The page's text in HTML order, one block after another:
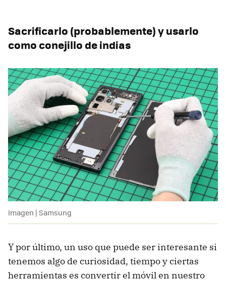
Sacrificarlo (probablemente) y usarlo
como conejillo de indias
Imagen | Samsung
Y por último, un uso que puede ser interesante si
tenemos algo de curiosidad, tiempo y ciertas
herramientas es convertir el móvil en nuestro